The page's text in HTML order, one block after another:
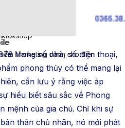
Marketing dành cho điện
quy trình đóng gói hàng hoá
trong số nhà, số điện thoại,
phong thủy có thể mang lại
cần lưu ý rằng việc áp
hiểu biết sâu sắc về Phong
mệnh của gia chủ. Chỉ khi sự
thân chủ nhân, nó mới phát